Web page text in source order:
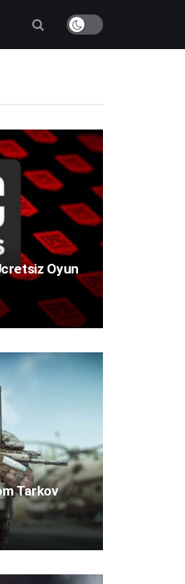
Oyun
Tarkov